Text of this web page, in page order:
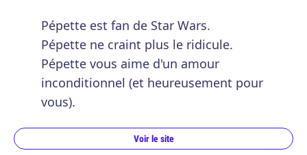
Pépette est fan de Star Wars.
Pépette ne craint plus le ridicule.
Pépette vous aime d'un amour
inconditionnel (et heureusement pour
vous).
Voir le site